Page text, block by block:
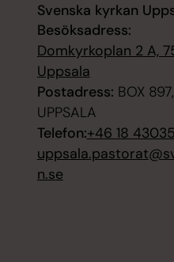
Svenska kyrkan
Besöksadress:
Domkyrkoplan 2 A,
Uppsala
Postadress: BOX
UPPSALA
Telefon:+46 18
n.se